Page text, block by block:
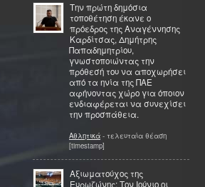
Την πρώτη δημόσια
τοποθέτηση έκανε ο
πρόεδρος της Αναγέννησης
Καρδίτσας, Δημήτρης
Παπαδημητρίου,
γνωστοποιώντας την
πρόθεσή του να αποχωρήσει
από τα ηνία της ΠΑΕ
αφήνοντας χώρο για όποιον
ενδιαφέρεται να συνεχίσει
την προσπάθεια.
Αθλητικά - τελευταία θέαση
[timestamp]
Αξιωματούχος της
Ευρωζώνης: Τον Ιούνιο οι